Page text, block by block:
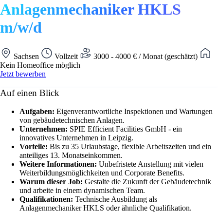
Anlagenmechaniker HKLS
m/w/d
Sachsen Vollzeit
3000 - 4000 € / Monat (geschätzt)
Kein Homeoffice möglich
Jetzt bewerben
Auf einen Blick
Aufgaben: Eigenverantwortliche Inspektionen und Wartungen
von gebäudetechnischen Anlagen.
Unternehmen: SPIE Efficient Facilities GmbH - ein
innovatives Unternehmen in Leipzig.
Vorteile: Bis zu 35 Urlaubstage, flexible Arbeitszeiten und ein
anteiliges 13. Monatseinkommen.
Weitere Informationen: Unbefristete Anstellung mit vielen
Weiterbildungsmöglichkeiten und Corporate Benefits.
Warum dieser Job: Gestalte die Zukunft der Gebäudetechnik
und arbeite in einem dynamischen Team.
Qualifikationen: Technische Ausbildung als
Anlagenmechaniker HKLS oder ähnliche Qualifikation.